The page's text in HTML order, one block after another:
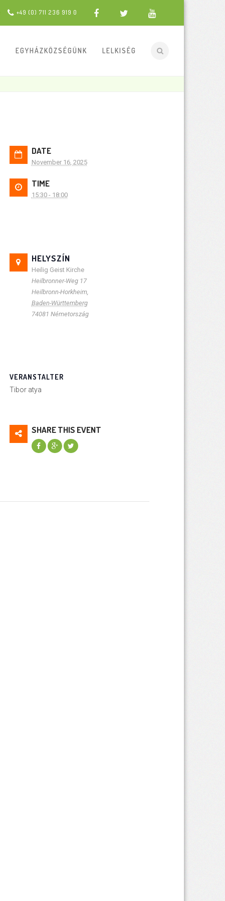
+49 (0) 711 236 919 0
EGYHÁZKÖZSÉGÜNK LELKISÉG
DATE
November 16, 2025
TIME
15:30 - 18:00
HELYSZÍN
Heilig Geist Kirche
Heilbronner-Weg 17
Heilbronn-Horkheim,
Baden-Württemberg
74081 Németország
VERANSTALTER
Tibor atya
SHARE THIS EVENT